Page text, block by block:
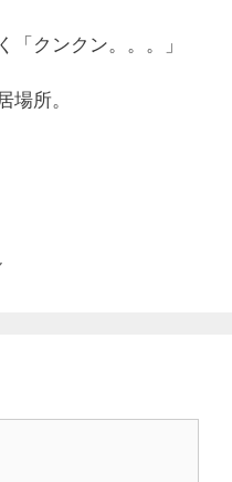
「クンクン。。。」
場所。